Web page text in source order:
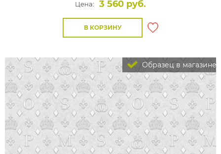
Цена:
3 560 руб.
В КОРЗИНУ
Образец в магазине